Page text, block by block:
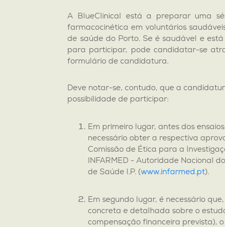
A BlueClinical está a preparar uma
farmacocinética em voluntários
de saúde do Porto. Se é saudável e
para participar, pode candidatar-se
formulário de candidatura.
Deve notar-se, contudo, que a
possibilidade de participar:
Em primeiro lugar, antes dos
necessário obter a respectiva
Comissão de Ética para a
INFARMED - Autoridade Nacional
de Saúde I.P. (www.infarmed.pt).
Em segundo lugar, é necessário
concreta e detalhada sobre o
compensação financeira prevista),